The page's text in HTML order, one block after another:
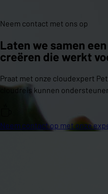
Neem contact met ons op
Laten we samen
creëren die werkt
Praat met onze cloudexpert
cloudreis kunnen
Neem contact op met onze